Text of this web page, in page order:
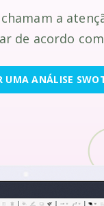
a
de acordo
UMA ANÁLISE